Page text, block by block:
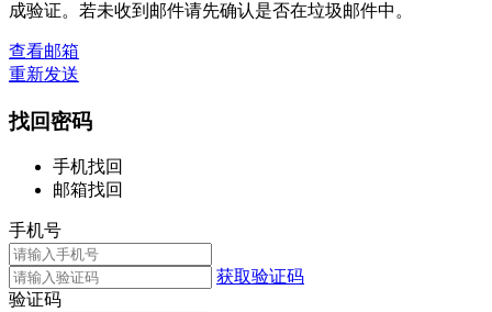
成验证。若未收到邮件请先确认是否在垃圾邮件中。
查看邮箱
重新发送
找回密码
手机找回
邮箱找回
手机号
获取验证码
验证码